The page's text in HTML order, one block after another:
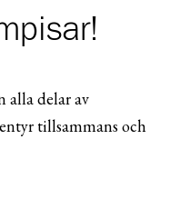
alla delar av
tillsammans och